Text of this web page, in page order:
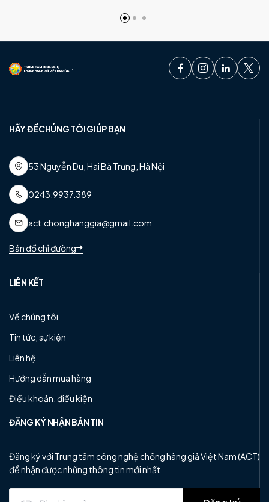
HÃY ĐỂ CHÚNG TÔI GIÚP BẠN
53 Nguyễn Du, Hai Bà Trưng, Hà Nội
0243.9937.389
act.chonghanggia@gmail.com
Bản đồ chỉ đường
LIÊN KẾT
Về chúng tôi
Tin tức, sự kiện
Liên hệ
Hướng dẫn mua hàng
Điều khoản, điều kiện
ĐĂNG KÝ NHẬN BẢN TIN
Đăng ký với Trung tâm công nghệ chống hàng giả Việt Nam (ACT)
để nhận được những thông tin mới nhất